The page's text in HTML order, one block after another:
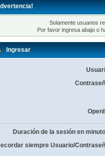
Solamente usuarios
Por favor ingresa abajo o
Ingresar
Duración de la sesión en
siempre Usuario/